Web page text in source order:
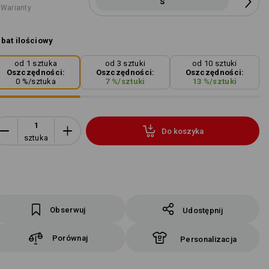
ilościowy
od 1 sztuka
Oszczędności:
0 %/sztuka
od 3 sztuki
Oszczędności:
7%/sztuki
od 10 sztuki
Oszczędności:
13 %/sztuki
sztuka
Do koszyka
Obserwuj Udostępnij
Porównaj Personalizacja